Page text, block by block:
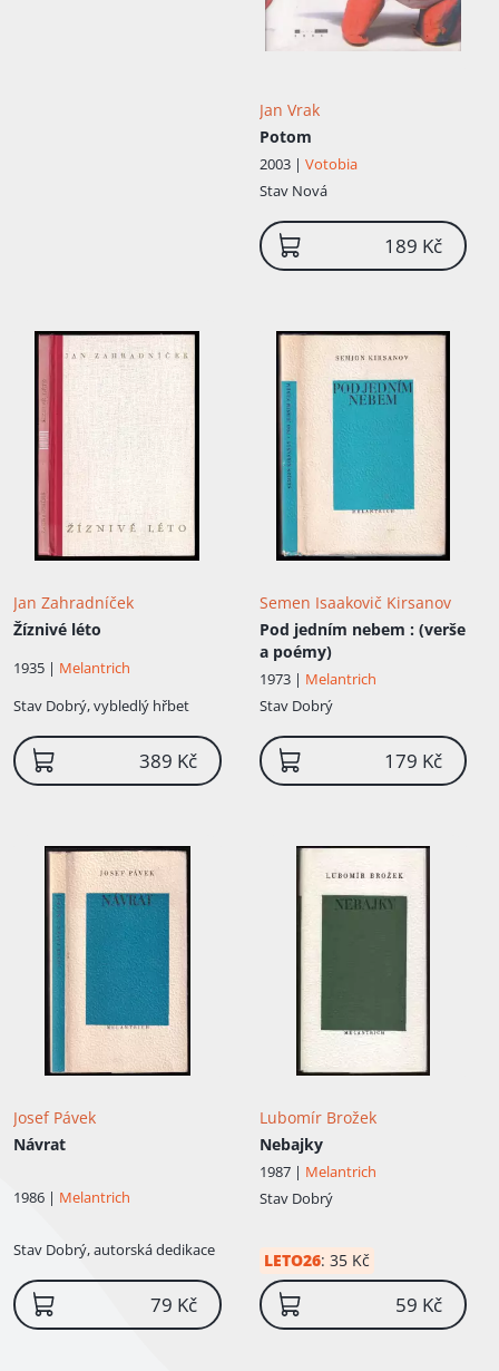
Jan Vrak
Potom
2003 | Votobia
Stav Nová
189 Kč
Jan Zahradníček
Žíznivé léto
1935 | Melantrich
Stav Dobrý, vybledlý hřbet
389 Kč
Semen Isaakovič Kirsanov
Pod jedním nebem : (verše
a poémy)
1973 | Melantrich
Stav Dobrý
179 Kč
Josef Pávek
Návrat
1986 | Melantrich
Stav Dobrý, autorská dedikace
79 Kč
Lubomír Brožek
Nebajky
1987 | Melantrich
Stav Dobrý
LETO26: 35 Kč
59 Kč